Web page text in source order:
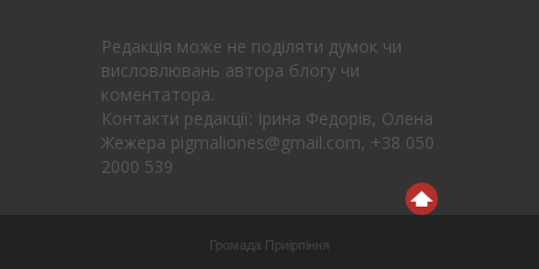
Редакція може не поділяти думок чи
висловлювань автора блогу чи
коментатора.
Контакти редакції: Ірина Федорів, Олена
Жежера pigmaliones@gmail.com, +38 050
2000 539
Громада Приірпіння